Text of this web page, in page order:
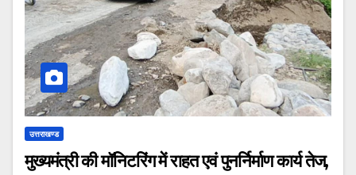
उत्तराखण्ड
मुख्यमंत्री की मॉनिटरिंग में राहत एवं पुनर्निर्माण कार्य तेज,